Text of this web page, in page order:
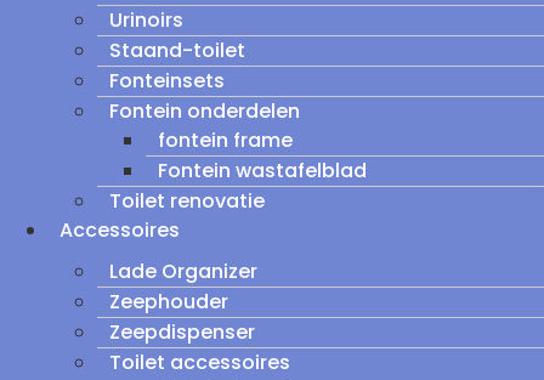
Urinoirs
Staand-toilet
Fonteinsets
Fontein onderdelen
fontein frame
Fontein wastafelblad
Toilet renovatie
Accessoires
Lade Organizer
Zeephouder
Zeepdispenser
Toilet accessoires